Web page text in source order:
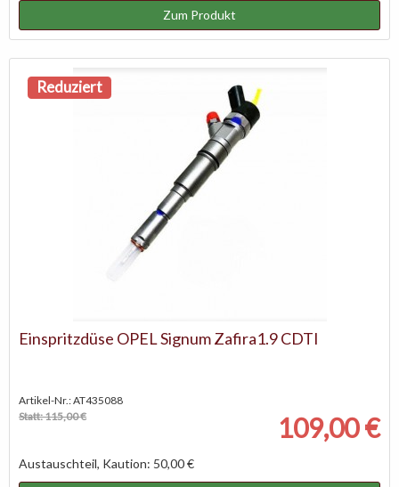
Zum Produkt
Reduziert
Einspritzdüse OPEL Signum Zafira1.9 CDTI
Artikel-Nr.: AT435088
Statt: 115,00 €
109,00 €
Austauschteil, Kaution: 50,00 €